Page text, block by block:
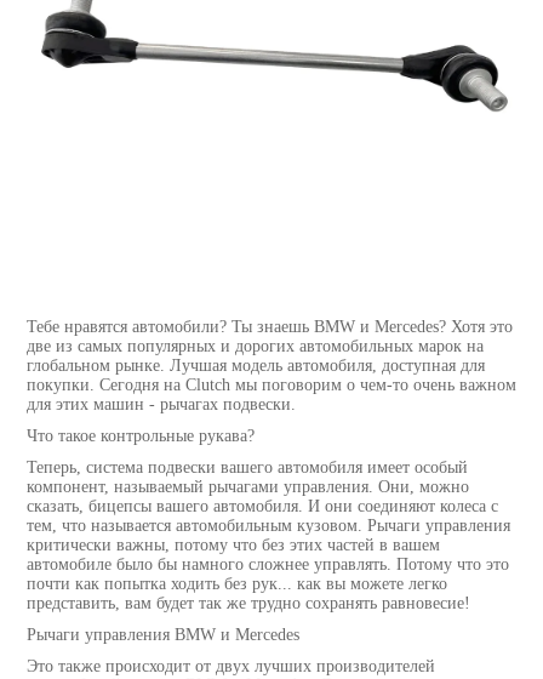
Тебе нравятся автомобили? Ты знаешь BMW и Mercedes? Хотя это
две из самых популярных и дорогих автомобильных марок на
глобальном рынке. Лучшая модель автомобиля, доступная для
покупки. Сегодня на Clutch мы поговорим о чем-то очень важном
для этих машин - рычагах подвески.
Что такое контрольные рукава?
Теперь, система подвески вашего автомобиля имеет особый
компонент, называемый рычагами управления. Они, можно
сказать, бицепсы вашего автомобиля. И они соединяют колеса с
тем, что называется автомобильным кузовом. Рычаги управления
критически важны, потому что без этих частей в вашем
автомобиле было бы намного сложнее управлять. Потому что это
почти как попытка ходить без рук... как вы можете легко
представить, вам будет так же трудно сохранять равновесие!
Рычаги управления BMW и Mercedes
Это также происходит от двух лучших производителей